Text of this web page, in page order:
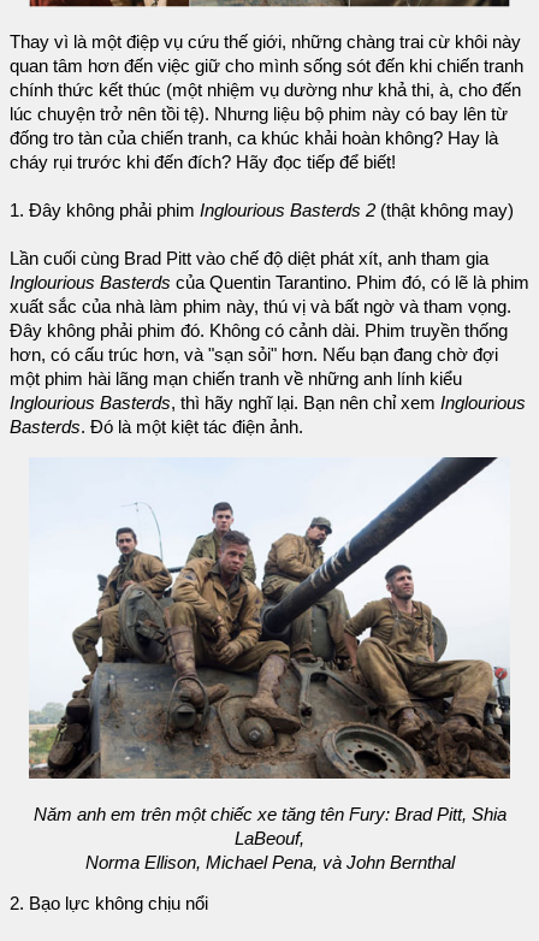
Thay vì là một điệp vụ cứu thế giới, những chàng trai cừ khôi này
quan tâm hơn đến việc giữ cho mình sống sót đến khi chiến tranh
chính thức kết thúc (một nhiệm vụ dường như khả thi, à, cho đến
lúc chuyện trở nên tồi tệ). Nhưng liệu bộ phim này có bay lên từ
đống tro tàn của chiến tranh, ca khúc khải hoàn không? Hay là
cháy rụi trước khi đến đích? Hãy đọc tiếp để biết!
1. Đây không phải phim Inglourious Basterds 2 (thật không may)
Lần cuối cùng Brad Pitt vào chế độ diệt phát xít, anh tham gia
Inglourious Basterds của Quentin Tarantino. Phim đó, có lẽ là phim
xuất sắc của nhà làm phim này, thú vị và bất ngờ và tham vọng.
Đây không phải phim đó. Không có cảnh dài. Phim truyền thống
hơn, có cấu trúc hơn, và "sạn sỏi" hơn. Nếu bạn đang chờ đợi
một phim hài lãng mạn chiến tranh về những anh lính kiểu
Inglourious Basterds, thì hãy nghĩ lại. Bạn nên chỉ xem Inglourious
Basterds. Đó là một kiệt tác điện ảnh.
Năm anh em trên một chiếc xe tăng tên Fury: Brad Pitt, Shia
LaBeouf,
Norma Ellison, Michael Pena, và John Bernthal
2. Bạo lực không chịu nổi